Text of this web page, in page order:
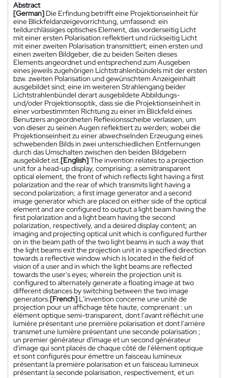
Abstract
[German] Die Erfindung betrifft eine Projektionseinheit für
eine Blickfeldanzeigevorrichtung, umfassend: ein
teildurchlässiges optisches Element, das vorderseitig Licht
mit einer ersten Polarisation reflektiert und rückseitig Licht
mit einer zweiten Polarisation transmittiert; einen ersten und
einen zweiten Bildgeber, die zu beiden Seiten dieses
Elements angeordnet und entsprechend zum Ausgeben
eines jeweils zugehörigen Lichtstrahlenbündels mit der ersten
bzw. zweiten Polarisation und gewünschtem Anzeigeinhalt
ausgebildet sind; eine im weiteren Strahlengang beider
Lichtstrahlenbündel derart ausgebildete Abbildungs-
und/oder Projektionsoptik, dass sie die Projektionseinheit in
einer vorbestimmten Richtung zu einer im Blickfeld eines
Benutzers angeordneten Reflexionsscheibe verlassen, um
von dieser zu seinen Augen reflektiert zu werden; wobei die
Projektionseinheit zu einer abwechselnden Erzeugung eines
schwebenden Bilds in zwei unterschiedlichen Entfernungen
durch das Umschalten zwischen den beiden Bildgebern
ausgebildet ist.[English]The invention relates to a projection
unit for a head-up display, comprising: a semitransparent
optical element, the front of which reflects light having a first
polarization and the rear of which transmits light having a
second polarization; a first image generator and a second
image generator which are placed on either side of the optical
element and are configured to output a light beam having the
first polarization and a light beam having the second
polarization, respectively, and a desired display content; an
imaging and projecting optical unit which is configured further
on in the beam path of the two light beams in such a way that
the light beams exit the projection unit in a specified direction
towards a reflective window which is located in the field of
vision of a user and in which the light beams are reflected
towards the user's eyes; wherein the projection unit is
configured to alternately generate a floating image at two
different distances by switching between the two image
generators.[French] L'invention concerne une unité de
projection pour un affichage tête haute, comprenant : un
élément optique semi-transparent, dont l'avant réfléchit une
lumière présentant une première polarisation et dont l'arrière
transmet une lumière présentant une seconde polarisation ;
un premier générateur d'image et un second générateur
d'image qui sont placés de chaque côté de l'élément optique
et sont configurés pour émettre un faisceau lumineux
présentant la première polarisation et un faisceau lumineux
présentant la seconde polarisation, respectivement, et un